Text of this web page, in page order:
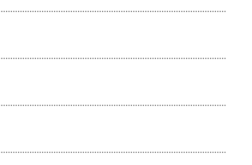
ッ
場！